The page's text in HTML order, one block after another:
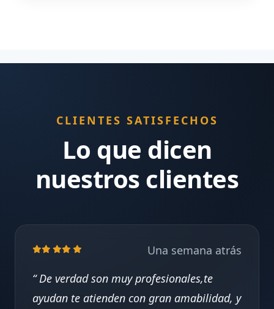
CLIENTES SATISFECHOS
Lo que dicen
nuestros clientes
Una semana atrás
De verdad son muy profesionales,te
ayudan te atienden con gran amabilidad, y